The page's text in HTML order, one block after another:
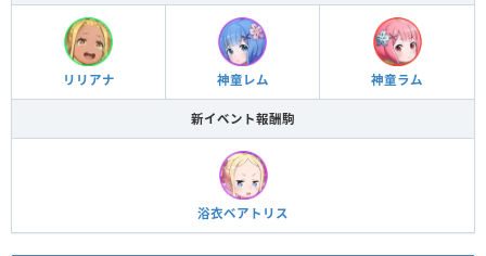
リリアナ 神童レム 神童ラム
新イベント報酬駒
浴衣ベアトリス